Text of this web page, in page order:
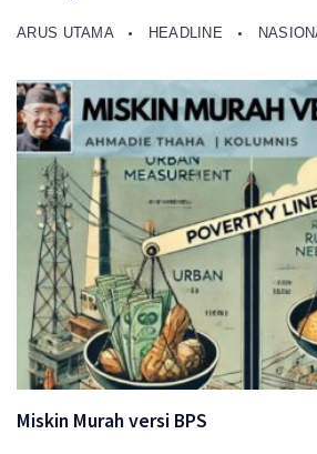
ARUS UTAMA HEADLINE
Miskin Murah versi BPS